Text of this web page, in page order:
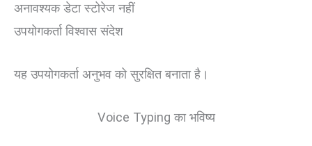
अनावश्यक डेटा स्टोरेज नहीं
उपयोगकर्ता विश्वास संदेश
यह उपयोगकर्ता अनुभव को सुरक्षित बनाता है।
Voice Typing का भविष्य